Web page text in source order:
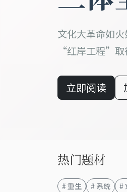
文化大革命如
“红岸工程”
立即阅读
热门题材
# 重生 # 系统 #